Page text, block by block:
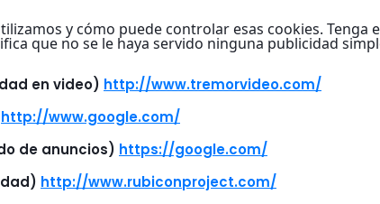
y cómo puede controlar esas cookies. Tenga
que no se le haya servido ninguna publicidad
en video) http://www.tremorvideo.com/
http://www.google.com/
de anuncios) https://google.com/
http://www.rubiconproject.com/